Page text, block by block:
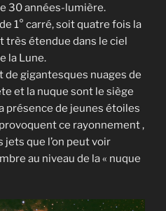
30 années-lumière.
1° carré, soit quatre fois la
très étendue dans le ciel
la Lune.
de gigantesques nuages de
et la nuque sont le siège
présence de jeunes étoiles
ce rayonnement ,
que l’on peut voir
au niveau de la « nuque